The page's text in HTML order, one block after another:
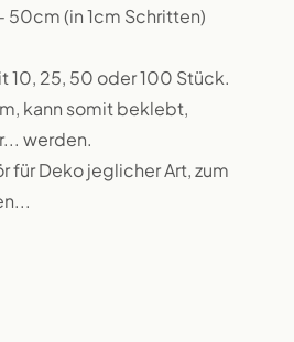
50cm (in 1cm Schritten)
10, 25, 50 oder 100 Stück.
kann somit beklebt,
werden.
für Deko jeglicher Art, zum